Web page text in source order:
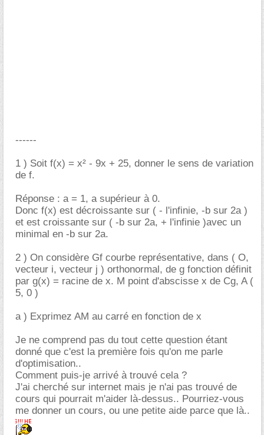
------
1 ) Soit f(x) = x² - 9x + 25, donner le sens de variation
de f.
Réponse : a = 1, a supérieur à 0.
Donc f(x) est décroissante sur ( - l'infinie, -b sur 2a )
et est croissante sur ( -b sur 2a, + l'infinie )avec un
minimal en -b sur 2a.
2 ) On considère Gf courbe représentative, dans ( O,
vecteur i, vecteur j ) orthonormal, de g fonction définit
par g(x) = racine de x. M point d'abscisse x de Cg, A (
5, 0 )
a ) Exprimez AM au carré en fonction de x
Je ne comprend pas du tout cette question étant
donné que c'est la première fois qu'on me parle
d'optimisation..
Comment puis-je arrivé à trouvé cela ?
J'ai cherché sur internet mais je n'ai pas trouvé de
cours qui pourrait m'aider là-dessus.. Pourriez-vous
me donner un cours, ou une petite aide parce que là..